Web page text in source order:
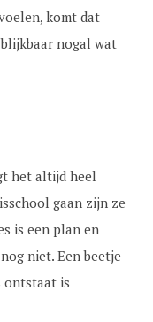
komt dat
nogal wat
het altijd heel
gaan zijn ze
is een plan en
niet. Een beetje
ontstaat is